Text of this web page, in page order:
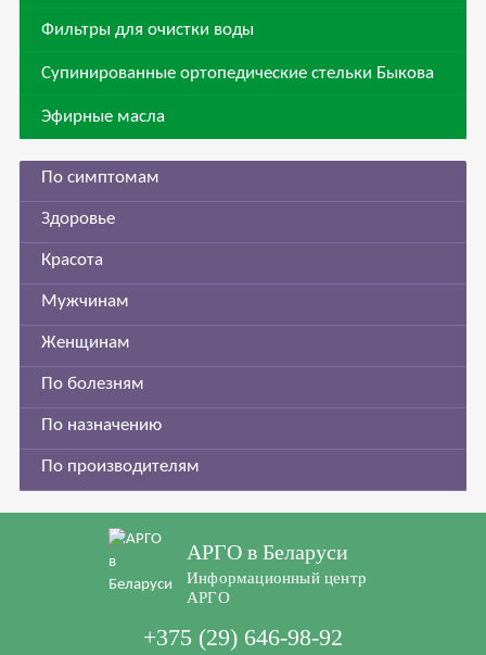
Фильтры для очистки воды
Супинированные ортопедические стельки Быкова
Эфирные масла
По симптомам
Здоровье
Красота
Мужчинам
Женщинам
По болезням
По назначению
По производителям
АРГО в Беларуси
Информационный центр
АРГО
+375 (29) 646-98-92